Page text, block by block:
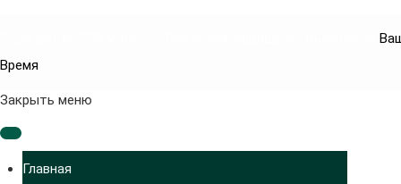
Время
Joomla! 3 Templates
Закрыть меню
Главная